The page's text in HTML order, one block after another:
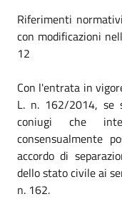
Riferimenti
con modificazioni
12
Con l'entrata in
L. n. 162/2014, se
coniugi che
consensualmente
accordo di
dello stato civile ai
n. 162.